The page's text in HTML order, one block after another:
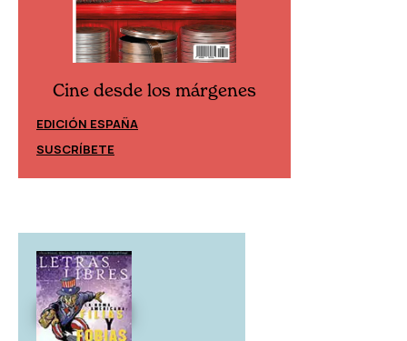
Cine desde los márgenes
EDICIÓN ESPAÑA
SUSCRÍBETE